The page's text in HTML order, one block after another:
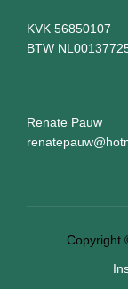
KVK 56850107
BTW
Renate Pauw
Copyright